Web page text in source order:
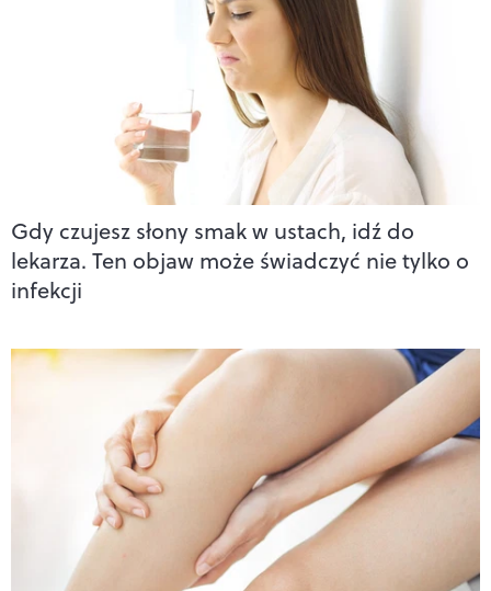
Gdy czujesz słony smak w ustach, idź do
lekarza. Ten objaw może świadczyć nie tylko o
infekcji